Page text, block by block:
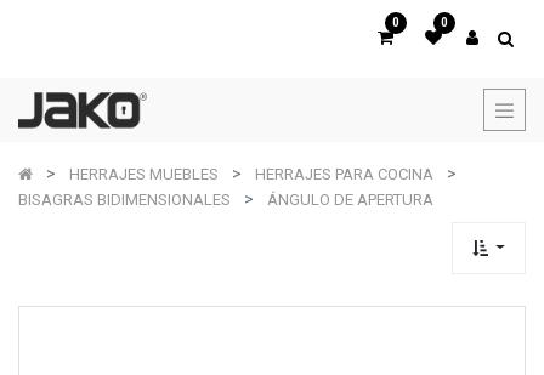
0 0
HERRAJES MUEBLES
HERRAJES PARA COCINA
BISAGRAS BIDIMENSIONALES
ÁNGULO DE APERTURA